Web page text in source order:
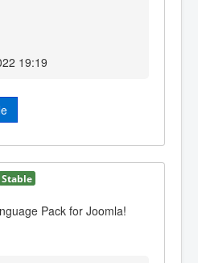
19:19
Stable
Pack for Joomla!